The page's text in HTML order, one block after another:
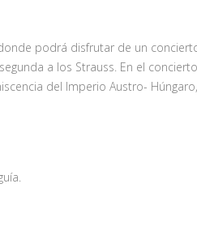
podrá disfrutar de un
a los Strauss. En el
del Imperio Austro-